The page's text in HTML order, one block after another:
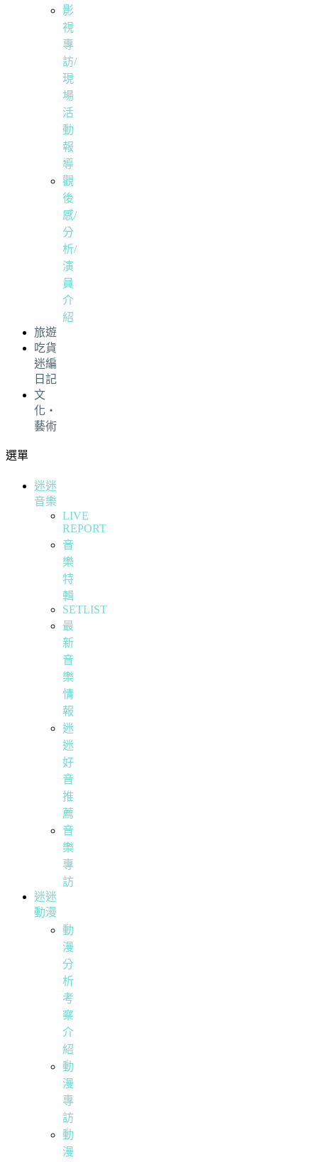
影
視
專
訪/
現
場
活
動
報
導
觀
後
感/
分
析/
演
員
介
紹
旅遊
吃貨
迷編
日記
文
化・
藝術
選單
迷迷
音樂
LIVE
REPORT
音
樂
特
輯
SETLIST
最
新
音
樂
情
報
迷
迷
好
音
推
薦
音
樂
專
訪
迷迷
動漫
動
漫
分
析
考
察
介
紹
動
漫
專
訪
動
漫